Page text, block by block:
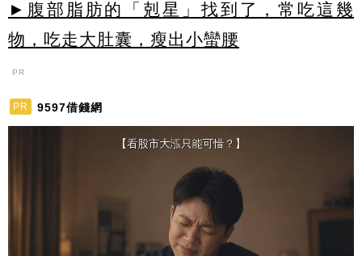
►腹部脂肪的「剋星」找到了，常吃這幾
物，吃走大肚囊，瘦出小蠻腰
PR
PR 9597借錢網